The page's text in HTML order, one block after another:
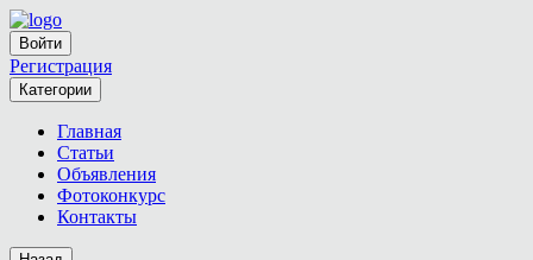
Войти
Регистрация
Категории
Главная
Статьи
Объявления
Фотоконкурс
Контакты